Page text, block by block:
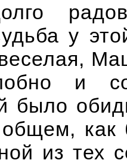
у
и
было
как
из тех